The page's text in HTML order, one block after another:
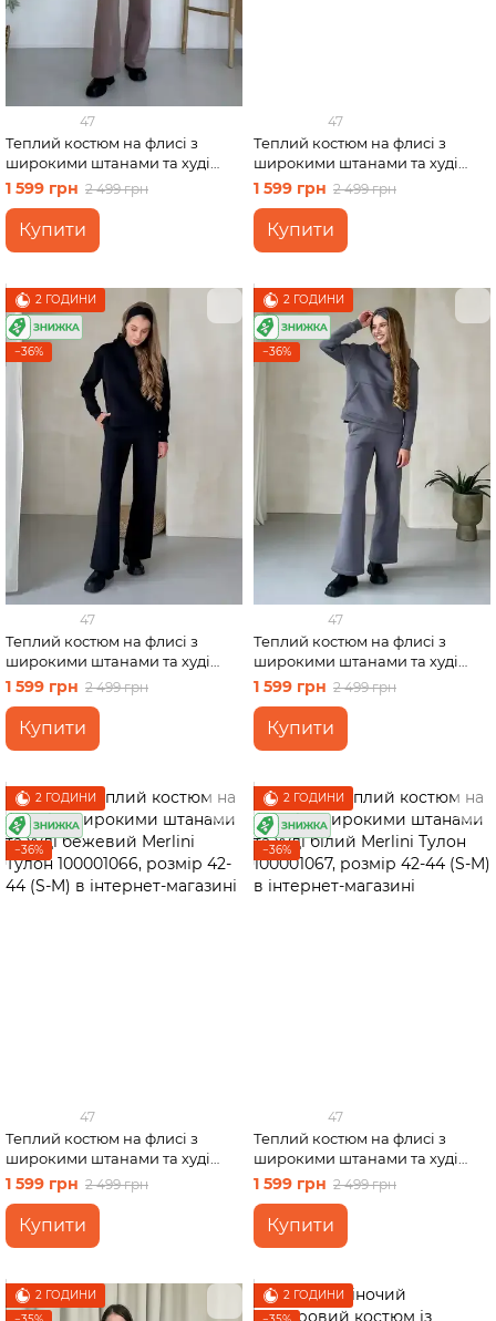
47
Теплий костюм на флисі з
широкими штанами та худі
бежевий Merlini Тулон
100001064, розмір 42-44 (S-M)
1 599 грн 2 499 грн
Купити
47
Теплий костюм на флисі з
широкими штанами та худі
фіолетовий Merlini Тулон
100001065, розмір 42-44 (S-M)
1 599 грн 2 499 грн
Купити
2 ГОДИНИ
−36%
47
Теплий костюм на флисі з
широкими штанами та худі
чорний Merlini Тулон
100001061, розмір 42-44 (S-M)
1 599 грн 2 499 грн
Купити
2 ГОДИНИ
−36%
47
Теплий костюм на флисі з
широкими штанами та худі
сірий Merlini Тулон 100001063,
розмір 42-44 (S-M)
1 599 грн 2 499 грн
Купити
2 ГОДИНИ
−36%
47
Теплий костюм на флисі з
широкими штанами та худі
бежевий Merlini Тулон
100001066, розмір 42-44 (S-M)
1 599 грн 2 499 грн
Купити
2 ГОДИНИ
−36%
47
Теплий костюм на флисі з
широкими штанами та худі
білий Merlini Тулон 100001067,
розмір 42-44 (S-M)
1 599 грн 2 499 грн
Купити
2 ГОДИНИ
2 ГОДИНИ